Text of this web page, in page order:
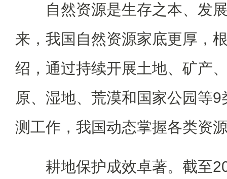
自然资源是生存之本、发展
来，我国自然资源家底更厚，
绍，通过持续开展土地、矿产
原、湿地、荒漠和国家公园等
测工作，我国动态掌握各类资
耕地保护成效卓著。截至